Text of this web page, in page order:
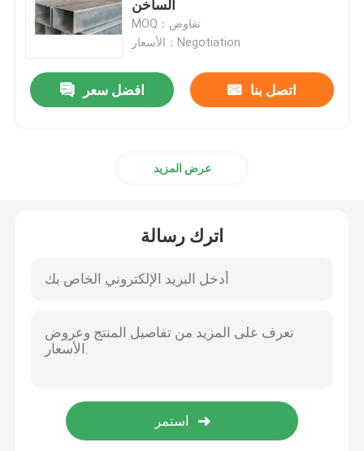
أنبوب فولاذي مجلفن
لفائف الصلب PPGI
الساخن
MOQ：تفاوض
الأسعار：Negotiation
افضل سعر اتصل بنا
عرض المزيد
اترك رسالة